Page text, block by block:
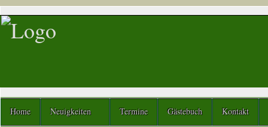
Home Neuigkeiten Termine Gästebuch Kontakt